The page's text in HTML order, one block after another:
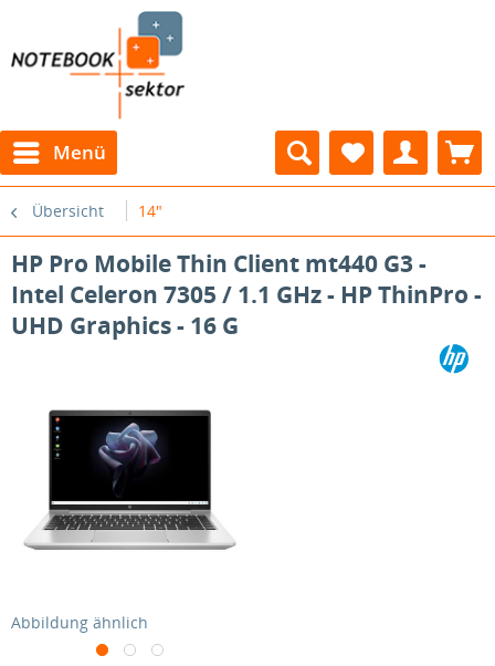
Menü
Übersicht 14"
HP Pro Mobile Thin Client mt440 G3 -
Intel Celeron 7305 / 1.1 GHz - HP ThinPro -
UHD Graphics - 16 G
Abbildung ähnlich